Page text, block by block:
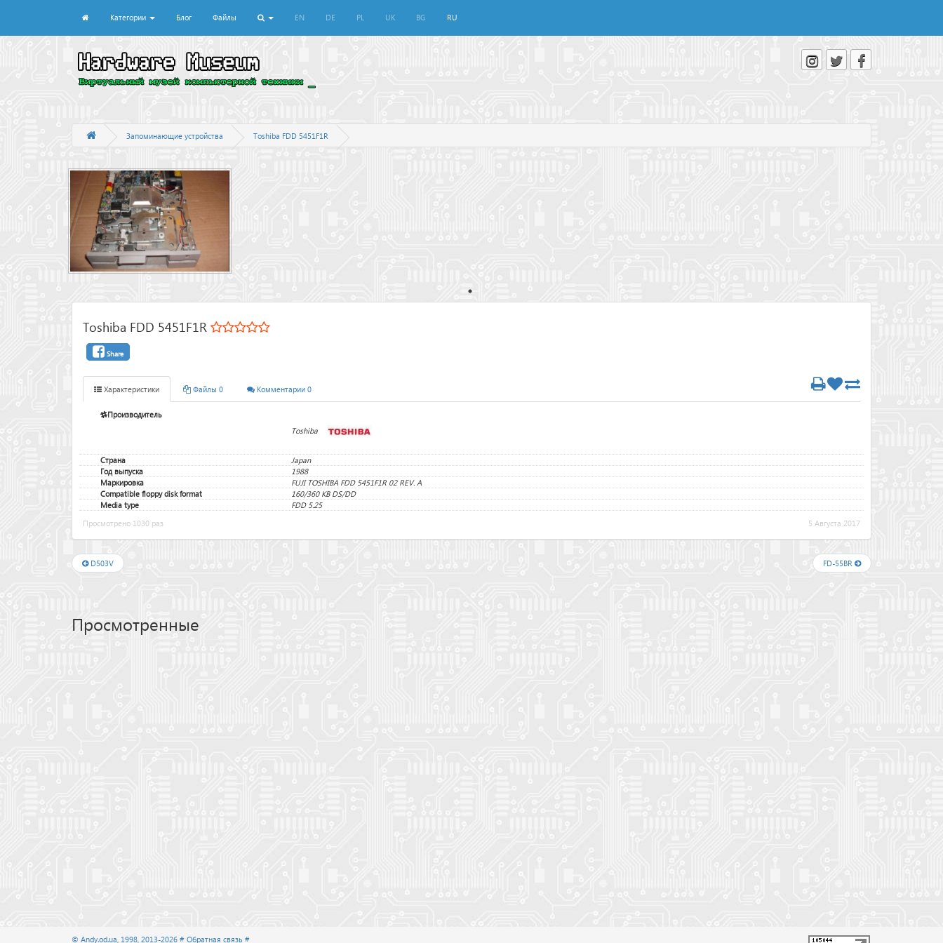
Категории Блог Файлы EN DE PL UK BG RU
Запоминающие устройства Toshiba FDD 5451F1R
Toshiba FDD 5451F1R
Share
Характеристики Файлы 0 Комментарии 0
Производитель
Toshiba
Страна
Japan
Год выпуска
1988
Маркировка
FUJI TOSHIBA FDD 5451F1R 02 REV. A
Compatible floppy disk format
160/360 KB DS/DD
Media type
FDD 5.25
Просмотрено 1030 раз
5 Августа 2017
D503V FD-55BR
Просмотренные
© Andy.od.ua, 1998, 2013-2026 # Обратная связь #